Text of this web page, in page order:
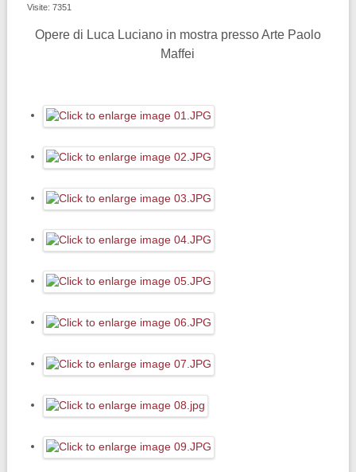
Visite: 7351
Opere di Luca Luciano in mostra presso Arte Paolo
Maffei